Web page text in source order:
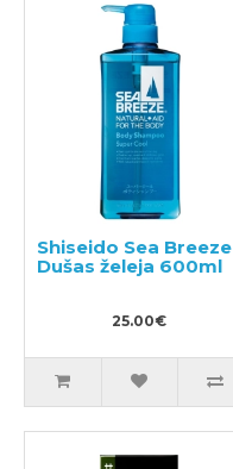
Shiseido Sea Breeze
Dušas želeja 600ml
25.00€